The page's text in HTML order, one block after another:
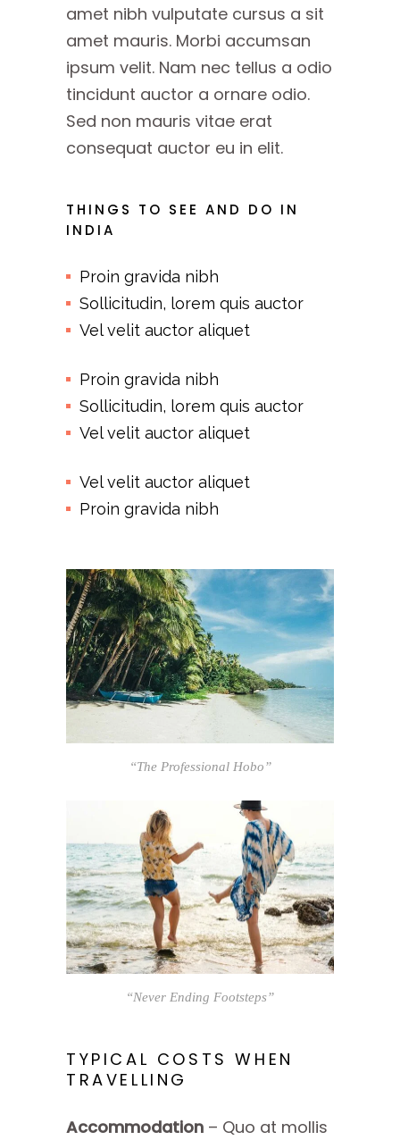
amet nibh vulputate cursus a sit
amet mauris. Morbi accumsan
ipsum velit. Nam nec tellus a odio
tincidunt auctor a ornare odio.
Sed non mauris vitae erat
consequat auctor eu in elit.
THINGS TO SEE AND DO IN
INDIA
Proin gravida nibh
Sollicitudin, lorem quis auctor
Vel velit auctor aliquet
Proin gravida nibh
Sollicitudin, lorem quis auctor
Vel velit auctor aliquet
Vel velit auctor aliquet
Proin gravida nibh
“The Professional Hobo”
“Never Ending Footsteps”
TYPICAL COSTS WHEN
TRAVELLING
Accommodation – Quo at mollis